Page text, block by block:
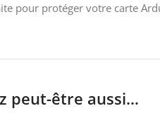
pour protéger votre carte
peut-être aussi…